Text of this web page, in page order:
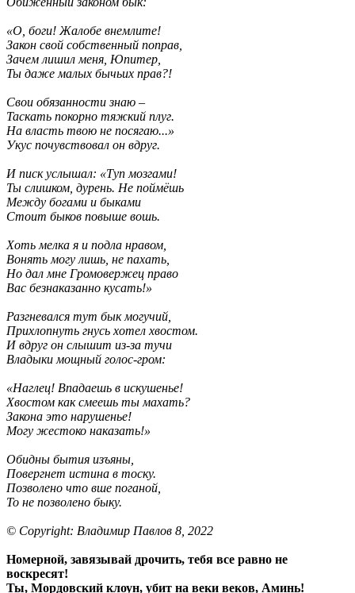
«О, боги! Жалобе внемлите!
Закон свой собственный поправ,
Зачем лишил меня, Юпитер,
Ты даже малых бычьих прав?!
Свои обязанности знаю –
Таскать покорно тяжкий плуг.
На власть твою не посягаю...»
Укус почувствовал он вдруг.
И писк услышал: «Туп мозгами!
Ты слишком, дурень. Не поймёшь
Между богами и быками
Стоит быков повыше вошь.
Хоть мелка я и подла нравом,
Вонять могу лишь, не пахать,
Но дал мне Громовержец право
Вас безнаказанно кусать!»
Разгневался тут бык могучий,
Прихлопнуть гнусь хотел хвостом.
И вдруг он слышит из-за тучи
Владыки мощный голос-гром:
«Наглец! Впадаешь в искушенье!
Хвостом как смеешь ты махать?
Закона это нарушенье!
Могу жестоко наказать!»
Обидны бытия изъяны,
Повергнет истина в тоску.
Позволено что вше поганой,
То не позволено быку.
© Copyright: Владимир Павлов 8, 2022
Номерной, завязывай дрочить, тебя все равно не
воскресят!
Ты, Мордовский клоун, убит на веки веков, Аминь!